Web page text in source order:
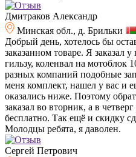
Дмитраков Александр
Минская обл., д. Брильки
Добрый день, хотелось бы
заказанном товаре. Я заказал
гильзу, коленвал на мотоблок
разных компаний подобные
меня комплект, нашел у вас и
оказались ниже. Поэтому
заказал во вторник, а в
бесплатно. Так ещё и скидку
Молодцы ребята, я даволен.
Сергей Петрович